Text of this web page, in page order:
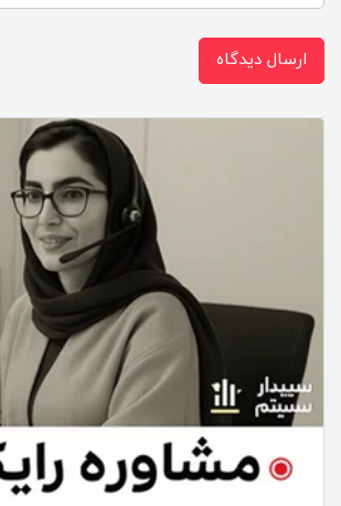
ارسال دیدگاه